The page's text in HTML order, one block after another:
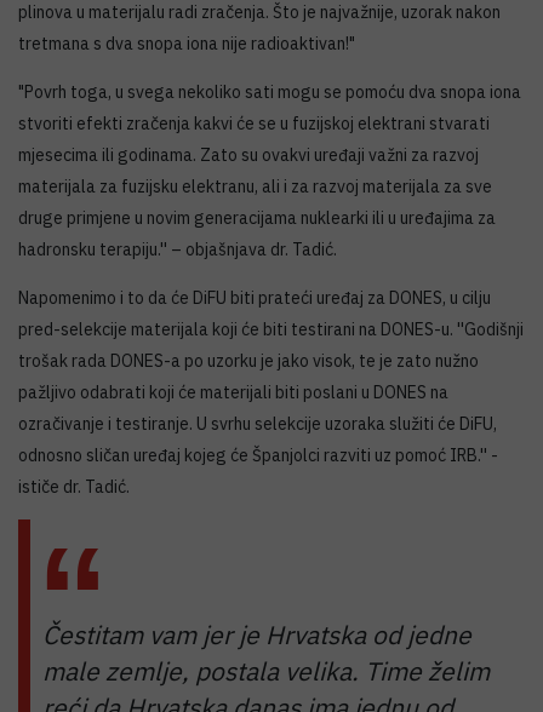
plinova u materijalu radi zračenja. Što je najvažnije, uzorak nakon
tretmana s dva snopa iona nije radioaktivan!"
"Povrh toga, u svega nekoliko sati mogu se pomoću dva snopa iona
stvoriti efekti zračenja kakvi će se u fuzijskoj elektrani stvarati
mjesecima ili godinama. Zato su ovakvi uređaji važni za razvoj
materijala za fuzijsku elektranu, ali i za razvoj materijala za sve
druge primjene u novim generacijama nuklearki ili u uređajima za
hadronsku terapiju.'' – objašnjava dr. Tadić.
Napomenimo i to da će DiFU biti prateći uređaj za DONES, u cilju
pred-selekcije materijala koji će biti testirani na DONES-u. ''Godišnji
trošak rada DONES-a po uzorku je jako visok, te je zato nužno
pažljivo odabrati koji će materijali biti poslani u DONES na
ozračivanje i testiranje. U svrhu selekcije uzoraka služiti će DiFU,
odnosno sličan uređaj kojeg će Španjolci razviti uz pomoć IRB.'' -
ističe dr. Tadić.
Čestitam vam jer je Hrvatska od jedne
male zemlje, postala velika. Time želim